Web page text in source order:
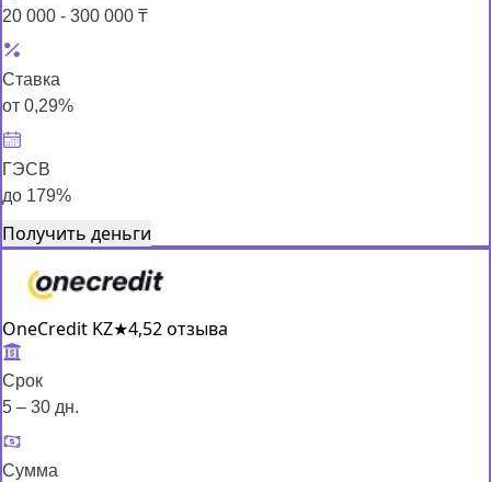
20 000 - 300 000 ₸
Ставка
от 0,29%
ГЭСВ
до 179%
Получить деньги
OneCredit KZ★4,52 отзыва
Срок
5 – 30 дн.
Сумма